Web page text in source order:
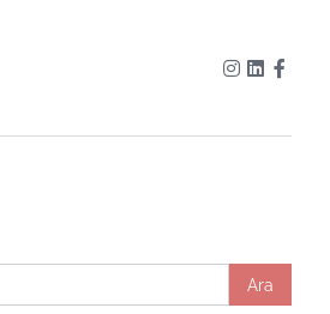
Instagram
Linkedin